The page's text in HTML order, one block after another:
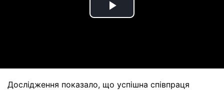
Play
Дослідження показало, що успішна співпраця